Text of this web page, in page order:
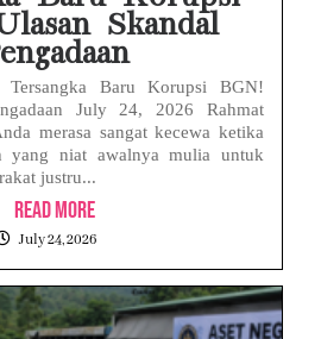
Skandal
Tersangka Baru Korupsi BGN!
July 24, 2026 Rahmat
merasa sangat kecewa ketika
yang niat awalnya mulia untuk
justru...
Read More
July 24, 2026